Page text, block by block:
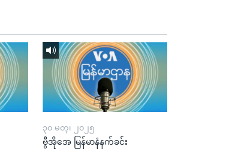
၃၀ မတ္၊ ၂၀၂၅
ဗွီအိုအေ မြန်မာနံနက်ခင်း